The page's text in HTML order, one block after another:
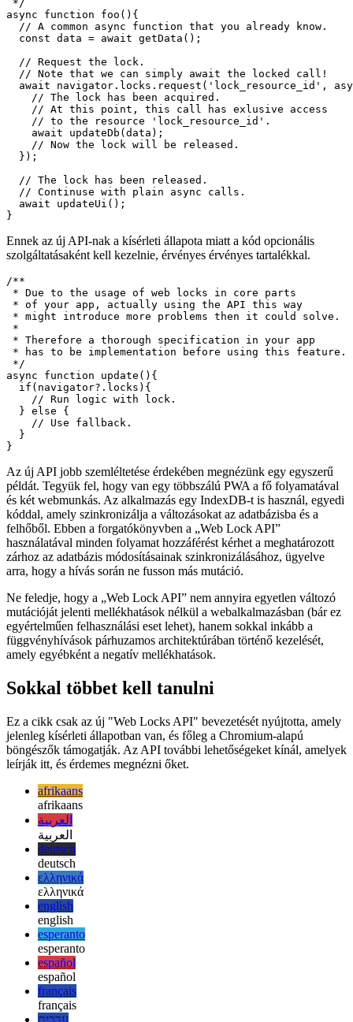
/*
* A simple demonstration of the Web Lock API.
* Note that this example has been taken from
* MDN's awesome documentation, linked in the
*/
async function foo(){
  // A common async function that you already know.
  const data = await getData();
  // Request the lock.
  // Note that we can simply await the locked call!
await navigator.locks.request('lock_resource_id',
    // The lock has been acquired.
    // At this point, this call has exlusive access
    // to the resource 'lock_resource_id'.
    await updateDb(data);
    // Now the lock will be released.
  });
  // The lock has been released.
  // Continuse with plain async calls.
Ennek az új API-nak a kísérleti állapota miatt a kód opcionális
szolgáltatásaként kell kezelnie, érvényes érvényes tartalékkal.
/**
* Due to the usage of web locks in core parts
* of your app, actually using the API this way
* might introduce more problems then it could solve.
*
* Therefore a thorough specification in your app
* has to be implementation before using this feature.
*/
async function update(){
  if(navigator?.locks){
  } else {
    // Use fallback.
  }
Az új API jobb szemléltetése érdekében megnézünk egy egyszerű
példát. Tegyük fel, hogy van egy többszálú PWA a fő folyamatával
és két webmunkás. Az alkalmazás egy IndexDB-t is használ, egyedi
kóddal, amely szinkronizálja a változásokat az adatbázisba és a
felhőből. Ebben a forgatókönyvben a „Web Lock API”
használatával minden folyamat hozzáférést kérhet a meghatározott
zárhoz az adatbázis módosításainak szinkronizálásához, ügyelve
arra, hogy a hívás során ne fusson más mutáció.
Ne feledje, hogy a „Web Lock API” nem annyira egyetlen változó
egyértelműen felhasználási eset lehet), hanem sokkal inkább a
amely egyébként a negatív mellékhatások.
Sokkal többet kell tanulni
Ez a cikk csak az új "Web Locks API" bevezetését nyújtotta, amely
jelenleg kísérleti állapotban van, és főleg a Chromium-alapú
böngészők támogatják. Az API további lehetőségeket kínál, amelyek
leírják itt, és érdemes megnézni őket.
afrikaans
afrikaans
العربية
العربية
deutsch
deutsch
ελληνικά
ελληνικά
english
english
esperanto
esperanto